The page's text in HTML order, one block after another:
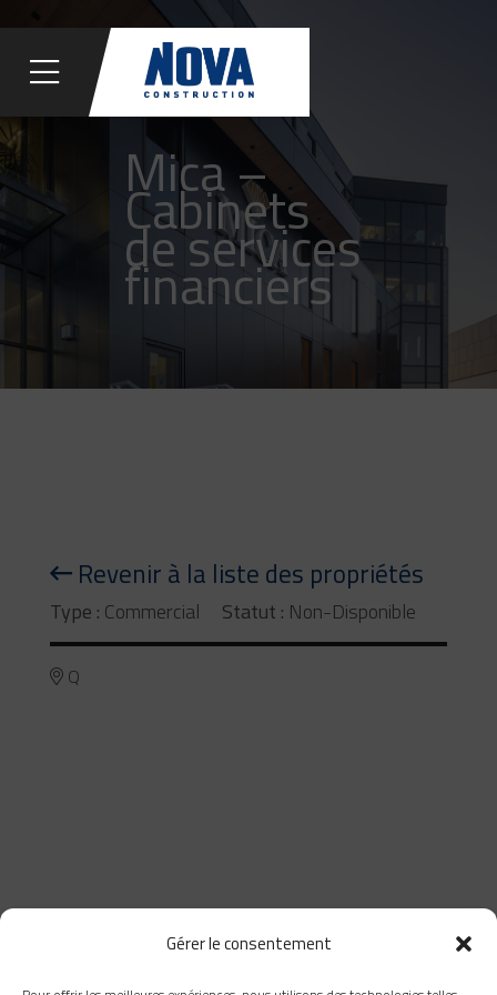
Gérer le consentement
Mica –
Cabinets
de services
financiers
Revenir à la liste des propriétés
Type : Commercial Statut : Non-Disponible
Q